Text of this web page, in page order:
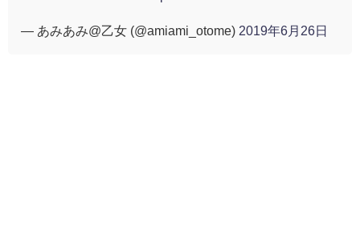
— あみあみ@乙女 (@amiami_otome) 2019年6月26日